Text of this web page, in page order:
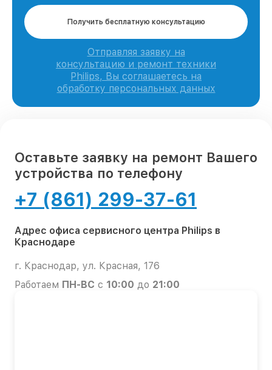
Получить бесплатную консультацию
Отправляя заявку на
консультацию и ремонт техники
Philips, Вы соглашаетесь на
обработку персональных данных
Оставьте заявку на ремонт Вашего
устройства по телефону
+7 (861) 299-37-61
Адрес офиса сервисного центра Philips в
Краснодаре
г. Краснодар, ул. Красная, 176
Работаем ПН-ВС с 10:00 до 21:00